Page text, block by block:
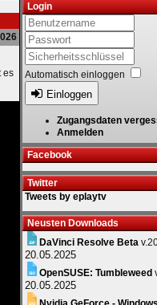
es
Login
Automatisch einloggen
Einloggen
Zugangsdaten
Anmelden
Facebook
Twitter
Tweets by eplaytv
Neusten Downloads
DaVinci Resolve Beta
20.05.2025
OpenSUSE: Tumbleweed
20.05.2025